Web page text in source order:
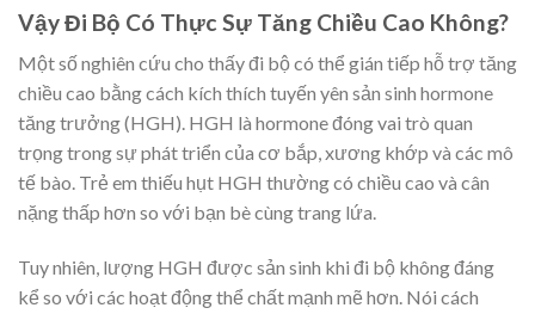
Vậy Đi Bộ Có Thực Sự Tăng Chiều Cao Không?
Một số nghiên cứu cho thấy đi bộ có thể gián tiếp hỗ trợ tăng
chiều cao bằng cách kích thích tuyến yên sản sinh hormone
tăng trưởng (HGH). HGH là hormone đóng vai trò quan
trọng trong sự phát triển của cơ bắp, xương khớp và các mô
tế bào. Trẻ em thiếu hụt HGH thường có chiều cao và cân
nặng thấp hơn so với bạn bè cùng trang lứa.
Tuy nhiên, lượng HGH được sản sinh khi đi bộ không đáng
kể so với các hoạt động thể chất mạnh mẽ hơn. Nói cách